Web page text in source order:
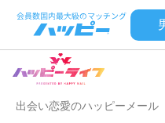
出会い恋愛のハッピーメール